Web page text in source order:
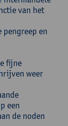
van het
en
fijne
weer
een
de noden